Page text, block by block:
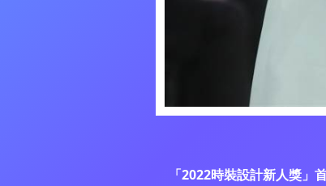
「2022時裝設計新人獎」